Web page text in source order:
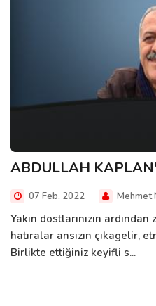
ABDULLAH
07 Feb, 2022 Mehmet
Yakın dostlarınızın ardından
hatıralar ansızın çıkagelir,
Birlikte ettiğiniz keyifli s...